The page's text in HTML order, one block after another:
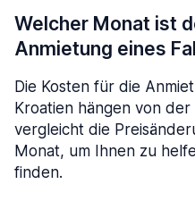
Welcher Monat ist
Anmietung eines
Die Kosten für die
Kroatien hängen von
vergleicht die
Monat, um Ihnen zu
finden.